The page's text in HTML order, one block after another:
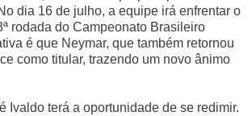
dia 16 de julho, a equipe irá enfrentar o
rodada do Campeonato Brasileiro
é que Neymar, que também retornou
como titular, trazendo um novo ânimo
Ivaldo terá a oportunidade de se redimir.